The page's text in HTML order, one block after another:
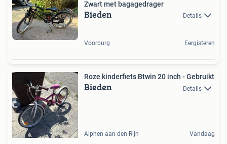
Zwart met bagagedrager
Bieden Details
Voorburg Eergisteren
Roze kinderfiets Btwin 20 inch - Gebruikt
Bieden Details
Alphen aan den Rijn Vandaag